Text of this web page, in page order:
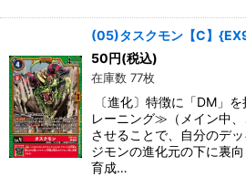
(05)タスクモン【C】
50 円(税込)
在庫数 77枚
〔進化〕特徴に「DM」
レーニング≫（メイン中
させることで、自分のデ
ジモンの進化元の下に裏
育成…